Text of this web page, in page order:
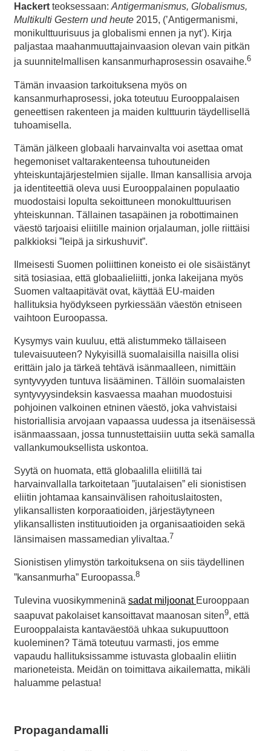
Hackert teoksessaan: Antigermanismus, Globalismus,
Multikulti Gestern und heute 2015, (’Antigermanismi,
monikulttuurisuus ja globalismi ennen ja nyt’). Kirja
paljastaa maahanmuuttajainvaasion olevan vain pitkän
ja suunnitelmallisen kansanmurhaprosessin osavaihe.6
Tämän invaasion tarkoituksena myös on
kansanmurhaprosessi, joka toteutuu Eurooppalaisen
geneettisen rakenteen ja maiden kulttuurin täydellisellä
tuhoamisella.
Tämän jälkeen globaali harvainvalta voi asettaa omat
hegemoniset valtarakenteensa tuhoutuneiden
yhteiskuntajärjestelmien sijalle. Ilman kansallisia arvoja
ja identiteettiä oleva uusi Eurooppalainen populaatio
muodostaisi lopulta sekoittuneen monokulttuurisen
yhteiskunnan. Tällainen tasapäinen ja robottimainen
väestö tarjoaisi eliitille mainion orjalauman, jolle riittäisi
palkkioksi ”leipä ja sirkushuvit”.
Ilmeisesti Suomen poliittinen koneisto ei ole sisäistänyt
sitä tosiasiaa, että globaalieliitti, jonka lakeijana myös
Suomen valtaapitävät ovat, käyttää EU-maiden
hallituksia hyödykseen pyrkiessään väestön etniseen
vaihtoon Euroopassa.
Kysymys vain kuuluu, että alistummeko tällaiseen
tulevaisuuteen? Nykyisillä suomalaisilla naisilla olisi
erittäin jalo ja tärkeä tehtävä isänmaalleen, nimittäin
syntyvyyden tuntuva lisääminen. Tällöin suomalaisten
syntyvyysindeksin kasvaessa maahan muodostuisi
pohjoinen valkoinen etninen väestö, joka vahvistaisi
historiallisia arvojaan vapaassa uudessa ja itsenäisessä
isänmaassaan, jossa tunnustettaisiin uutta sekä samalla
vallankumouksellista uskontoa.
Syytä on huomata, että globaalilla eliitillä tai
harvainvallalla tarkoitetaan ”juutalaisen” eli sionistisen
eliitin johtamaa kansainvälisen rahoituslaitosten,
ylikansallisten korporaatioiden, järjestäytyneen
ylikansallisten instituutioiden ja organisaatioiden sekä
länsimaisen massamedian ylivaltaa.7
Sionistisen ylimystön tarkoituksena on siis täydellinen
”kansanmurha” Euroopassa.8
Tulevina vuosikymmeninä sadat miljoonat Eurooppaan
saapuvat pakolaiset kansoittavat maanosan siten9, että
Eurooppalaista kantaväestöä uhkaa sukupuuttoon
kuoleminen? Tämä toteutuu varmasti, jos emme
vapaudu hallituksissamme istuvasta globaalin eliitin
marioneteista. Meidän on toimittava aikailematta, mikäli
haluamme pelastua!
Propagandamalli